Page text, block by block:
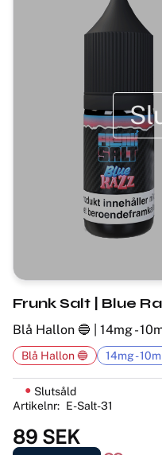
Frunk Salt | Blue
Blå Hallon 🔵 | 14mg -
89 SEK
Slutsåld
Artikelnr
E-Salt-31
Blå Hallon 🔵 14mg -